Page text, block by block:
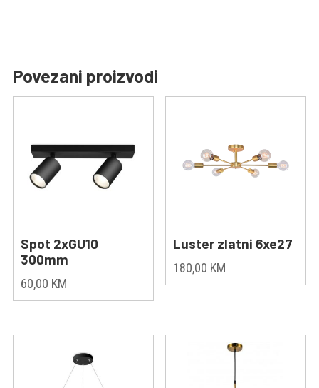
Povezani proizvodi
Spot 2xGU10
300mm
60,00 KM
Luster zlatni 6xe27
180,00 KM